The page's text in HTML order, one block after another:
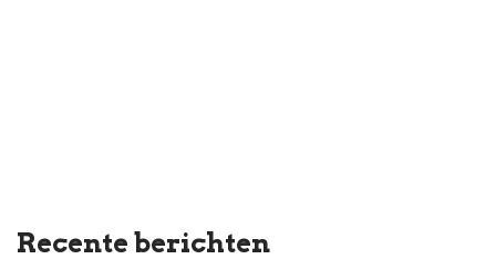
Recente berichten